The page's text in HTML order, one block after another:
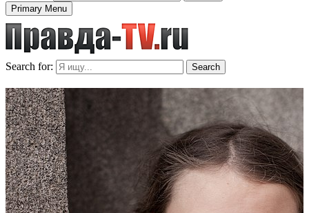
Primary Menu
Search for: Search